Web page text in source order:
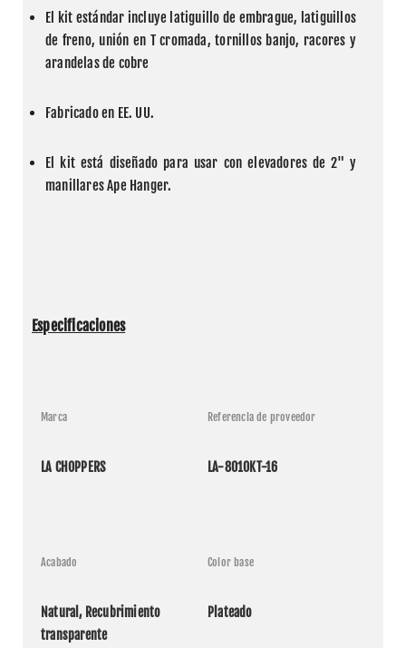
El kit estándar incluye latiguillo de embrague, latiguillos
de freno, unión en T cromada, tornillos banjo, racores y
arandelas de cobre
Fabricado en EE. UU.
El kit está diseñado para usar con elevadores de 2" y
manillares Ape Hanger.
Especificaciones
Marca
LA CHOPPERS
Referencia de proveedor
LA-8010KT-16
Acabado
Natural, Recubrimiento
transparente
Color base
Plateado